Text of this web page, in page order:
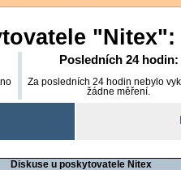
"Nitex":
Posledních 24 hodin:
Za posledních 24 hodin nebylo
žádne měření.
Diskuse u poskytovatele Nitex